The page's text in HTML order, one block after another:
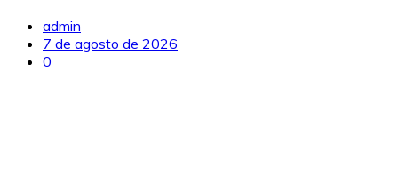
admin
7 de agosto de 2026
0